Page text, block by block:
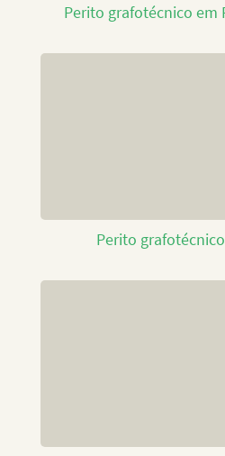
Perito grafotécnico em
Perito